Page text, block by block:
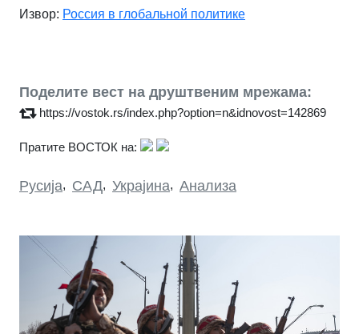
Извор: Россия в глобальной политике
Поделите вест на друштвеним мрежама:
https://vostok.rs/index.php?option=n&idnovost=142869
Пратите ВОСТОК на:
Русија, САД, Украјина, Анализа